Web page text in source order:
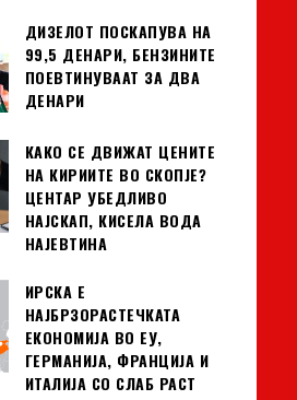
ДИЗЕЛОТ ПОСКАПУВА НА
99,5 ДЕНАРИ, БЕНЗИНИТЕ
ПОЕВТИНУВААТ ЗА ДВА
ДЕНАРИ
КАКО СЕ ДВИЖАТ ЦЕНИТЕ
НА КИРИИТЕ ВО СКОПЈЕ?
ЦЕНТАР УБЕДЛИВО
НАЈСКАП, КИСЕЛА ВОДА
НАЈЕВТИНА
ИРСКА Е
НАЈБРЗОРАСТЕЧКАТА
ЕКОНОМИЈА ВО ЕУ,
ГЕРМАНИЈА, ФРАНЦИЈА И
ИТАЛИЈА СО СЛАБ РАСТ